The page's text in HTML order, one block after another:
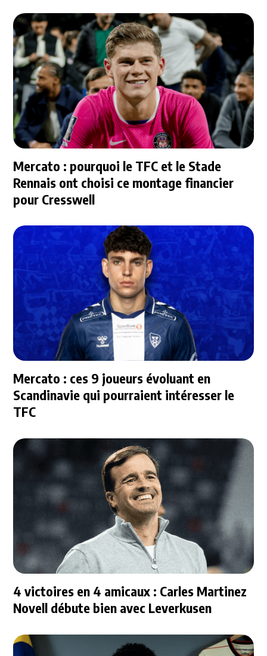
Mercato : pourquoi le TFC et le Stade
Rennais ont choisi ce montage financier
pour Cresswell
Mercato : ces 9 joueurs évoluant en
Scandinavie qui pourraient intéresser le
TFC
4 victoires en 4 amicaux : Carles Martinez
Novell débute bien avec Leverkusen